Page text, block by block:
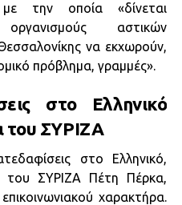
την οποία «δίνεται
αστικών
να εκχωρούν,
πρόβλημα, γραμμές».
στο Ελληνικό
του ΣΥΡΙΖΑ
στο Ελληνικό,
του ΣΥΡΙΖΑ Πέτη Πέρκα,
χαρακτήρα.